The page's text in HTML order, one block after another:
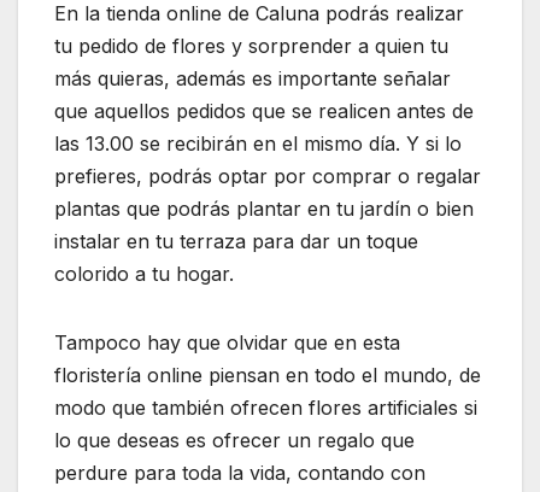
En la tienda online de Caluna podrás realizar
tu pedido de flores y sorprender a quien tu
más quieras, además es importante señalar
que aquellos pedidos que se realicen antes de
las 13.00 se recibirán en el mismo día. Y si lo
prefieres, podrás optar por comprar o regalar
plantas que podrás plantar en tu jardín o bien
instalar en tu terraza para dar un toque
colorido a tu hogar.
Tampoco hay que olvidar que en esta
floristería online piensan en todo el mundo, de
modo que también ofrecen flores artificiales si
lo que deseas es ofrecer un regalo que
perdure para toda la vida, contando con